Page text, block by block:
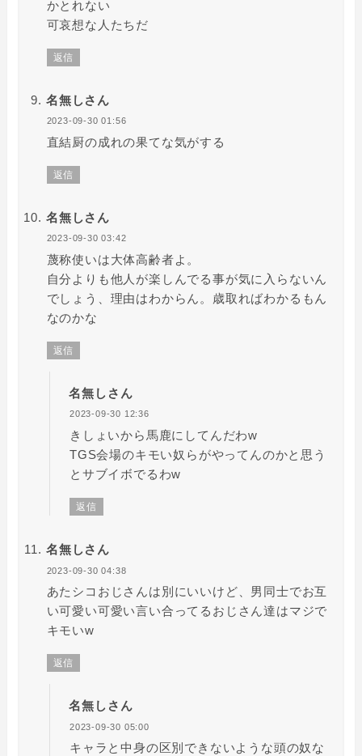
かとれない
可哀想な人たちだ
返信
名無しさん
2023-09-30 01:56
直結厨の成れの果てな気がする
返信
名無しさん
2023-09-30 03:42
蔑称使いは大体高齢者よ。
自分よりも他人が楽しんでる事が気に入らないん
でしょう、理由はわからん。歳取ればわかるもん
なのかな
返信
名無しさん
2023-09-30 12:36
きしょいから馬鹿にしてんだわw
TGS会場のキモい奴らがやってんのかと思う
とサブイボでるわw
返信
名無しさん
2023-09-30 04:38
あたシコおじさんは別にいいけど、男同士でお互
い可愛い可愛い言い合ってるおじさん達はマジで
キモいw
返信
名無しさん
2023-09-30 05:00
キャラと中身の区別できないような頭の奴な